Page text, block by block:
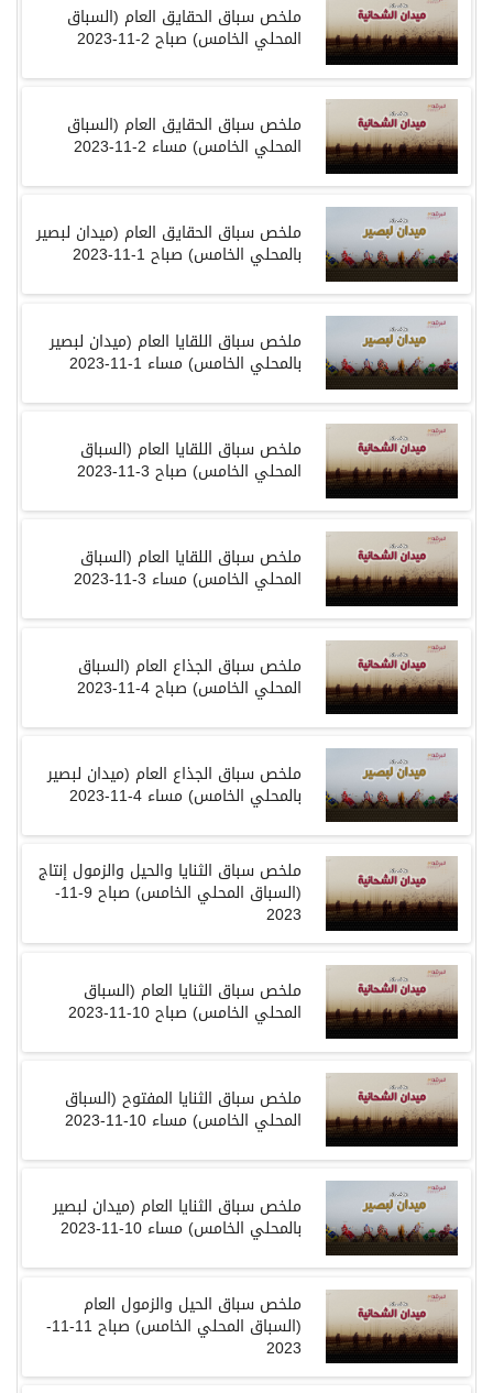
ملخص سباق الحقايق العام (السباق
المحلي الخامس) صباح2-11-2023
ملخص سباق الحقايق العام (السباق
المحلي الخامس) مساء
ملخص سباق الحقايق العام (ميدان لبصير
بالمحلي الخامس) صباح1-11-2023
ملخص سباق اللقايا العام (ميدان لبصير
بالمحلي الخامس) مساء
ملخص سباق اللقايا العام (السباق
المحلي الخامس) صباح3-11-2023
ملخص سباق اللقايا العام (السباق
المحلي الخامس) مساء
ملخص سباق الجذاع العام (السباق
المحلي الخامس) صباح4-11-2023
ملخص سباق الجذاع العام (ميدان لبصير
بالمحلي الخامس) مساء
ملخص سباق الثنايا والحيل والزمول إنتاج
(السباق المحلي الخامس) صباح 9-11-
2023
ملخص سباق الثنايا العام (السباق
المحلي الخامس) صباح10-11-2023
ملخص سباق الثنايا المفتوح (السباق
المحلي الخامس) مساء
ملخص سباق الثنايا العام (ميدان لبصير
بالمحلي الخامس) مساء
ملخص سباق الحيل والزمول العام
(السباق المحلي الخامس) صباح 11-11-
2023